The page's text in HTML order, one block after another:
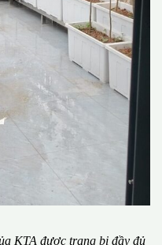
KTA được trang bị đầy đủ